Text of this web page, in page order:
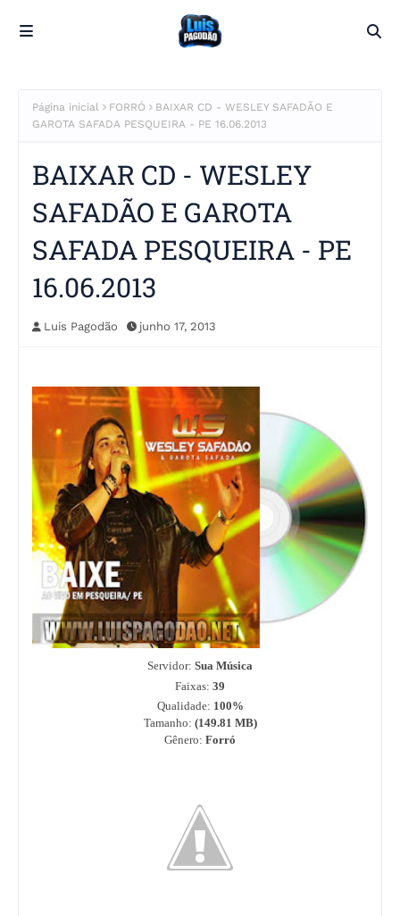
Página inicial FORRÓ
BAIXAR CD - WESLEY SAFADÃO E
GAROTA SAFADA PESQUEIRA - PE 16.06.2013
BAIXAR CD - WESLEY
SAFADÃO E GAROTA
SAFADA PESQUEIRA - PE
16.06.2013
Luis Pagodão junho 17, 2013
Servidor: Sua Música
Faixas: 39
Qualidade: 100%
Tamanho: (149.81 MB)
Gênero: Forró